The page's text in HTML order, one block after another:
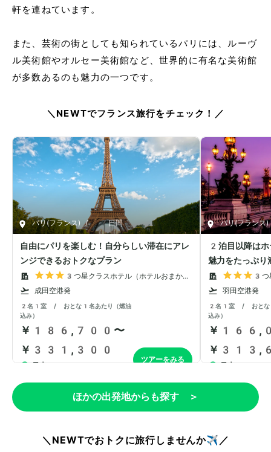
軒を連ねています。
また、芸術の街としても知られているパリには、ルーヴ
ル美術館やオルセー美術館など、世界的に有名な美術館
が多数あるのも魅力の一つです。
＼NEWTでフランス旅行をチェック！／
ほかの出発地からも探す ＞
＼NEWTでおトクに旅行しませんか✈️／